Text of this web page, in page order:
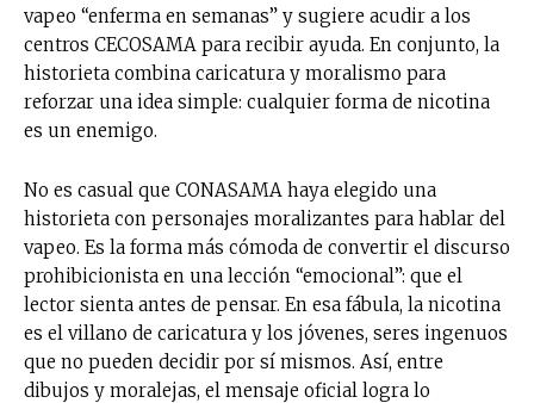
vapeo “enferma en semanas” y sugiere acudir a los
centros CECOSAMA para recibir ayuda. En conjunto, la
historieta combina caricatura y moralismo para
reforzar una idea simple: cualquier forma de nicotina
es un enemigo.
No es casual que CONASAMA haya elegido una
historieta con personajes moralizantes para hablar del
vapeo. Es la forma más cómoda de convertir el discurso
prohibicionista en una lección “emocional”: que el
lector sienta antes de pensar. En esa fábula, la nicotina
es el villano de caricatura y los jóvenes, seres ingenuos
que no pueden decidir por sí mismos. Así, entre
dibujos y moralejas, el mensaje oficial logra lo